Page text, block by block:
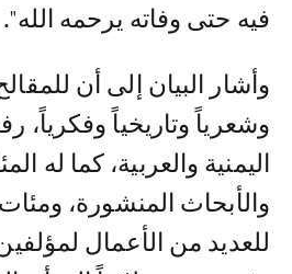
فيه حتى وفاته يرحمه الله".
وشعرياً وتاريخياً وفكرياً،
اليمنية والعربية، كما له
والأبحاث المنشورة،
للعديد من الأعمال